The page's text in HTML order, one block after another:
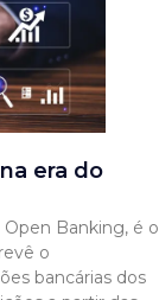
era do
Banking, é o
o
bancárias dos